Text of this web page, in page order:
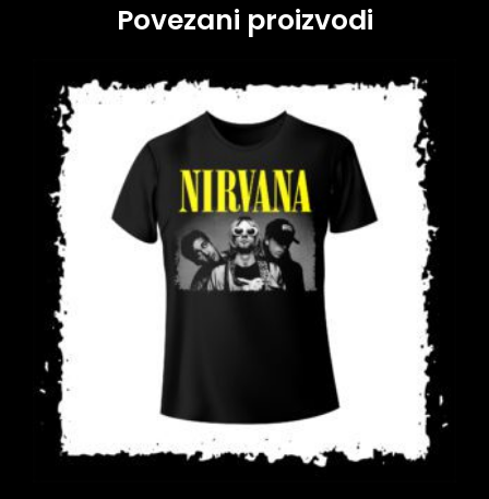
Povezani proizvodi